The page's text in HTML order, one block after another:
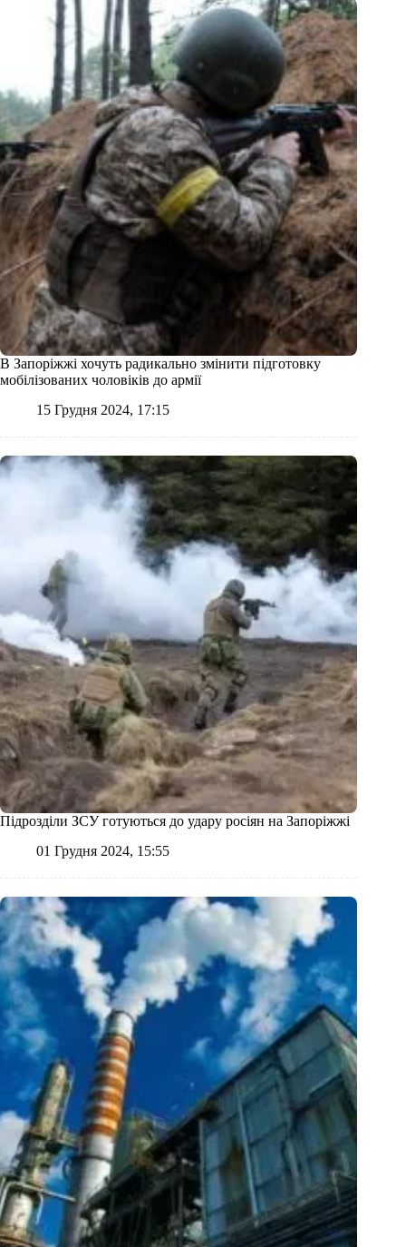
В Запоріжжі хочуть радикально змінити підготовку
мобілізованих чоловіків до армії
15 Грудня 2024, 17:15
Підрозділи ЗСУ готуються до удару росіян на Запоріжжі
01 Грудня 2024, 15:55